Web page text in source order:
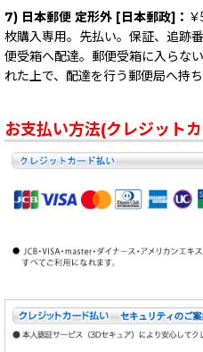
7) 日本郵便 定形外 [日本郵政]：
枚購入専用。先払い。保証、追跡
便受箱へ配達。郵便受箱に入らな
れた上で、配達を行う郵便局へ持
お支払い方法(クレジット